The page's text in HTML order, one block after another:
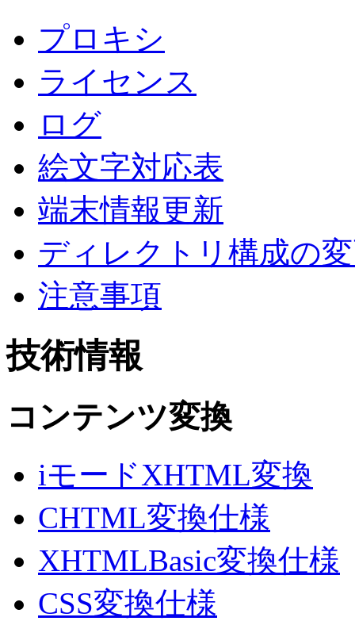
プロキシ
ライセンス
ログ
絵文字対応表
端末情報更新
ディレクトリ構成の
注意事項
技術情報
コンテンツ変換
iモードXHTML変換
CHTML変換仕様
XHTMLBasic変換仕様
CSS変換仕様